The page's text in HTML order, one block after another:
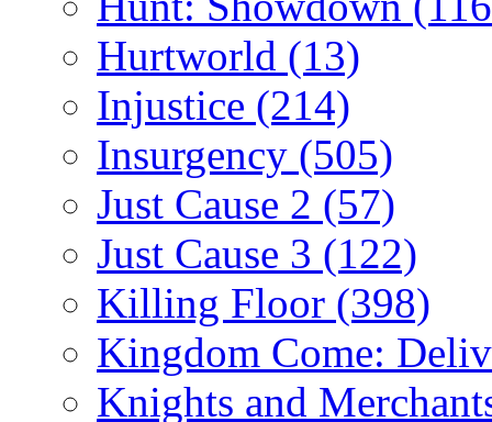
Hurtworld (13)
Injustice (214)
Insurgency (505)
Just Cause 2 (57)
Just Cause 3 (122)
Killing Floor (398)
Kingdom Come:
Knights and